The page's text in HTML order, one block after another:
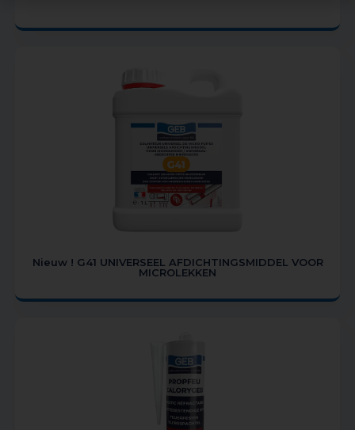
Nieuw ! G41 UNIVERSEEL AFDICHTINGSMIDDEL VOOR
MICROLEKKEN